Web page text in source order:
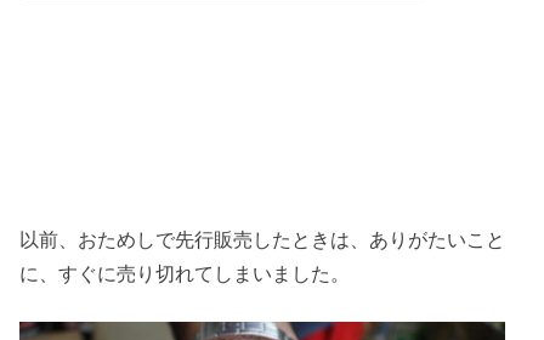
以前、おためしで先行販売したときは、ありがたいこと
に、すぐに売り切れてしまいました。